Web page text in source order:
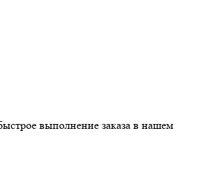
выполнение заказа в нашем